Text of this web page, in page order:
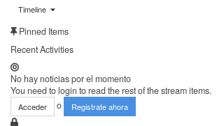
Timeline
Pinned Items
Recent Activities
No hay noticias por el momento
You need to login to read the rest of the stream items.
Acceder o Registrate ahora